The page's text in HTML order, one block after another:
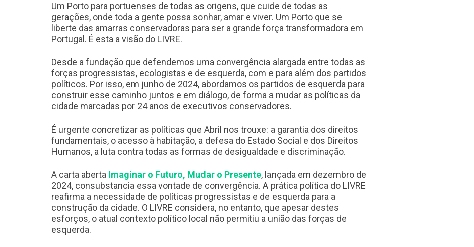
Um Porto para portuenses de todas as origens, que cuide de todas as
gerações, onde toda a gente possa sonhar, amar e viver. Um Porto que se
liberte das amarras conservadoras para ser a grande força transformadora em
Portugal. É esta a visão do LIVRE.
Desde a fundação que defendemos uma convergência alargada entre todas as
forças progressistas, ecologistas e de esquerda, com e para além dos partidos
políticos. Por isso, em junho de 2024, abordamos os partidos de esquerda para
construir esse caminho juntos e em diálogo, de forma a mudar as políticas da
cidade marcadas por 24 anos de executivos conservadores.
É urgente concretizar as políticas que Abril nos trouxe: a garantia dos direitos
fundamentais, o acesso à habitação, a defesa do Estado Social e dos Direitos
Humanos, a luta contra todas as formas de desigualdade e discriminação.
A carta aberta Imaginar o Futuro, Mudar o Presente, lançada em dezembro de
2024, consubstancia essa vontade de convergência. A prática política do LIVRE
reafirma a necessidade de políticas progressistas e de esquerda para a
construção da cidade. O LIVRE considera, no entanto, que apesar destes
esforços, o atual contexto político local não permitiu a união das forças de
esquerda.